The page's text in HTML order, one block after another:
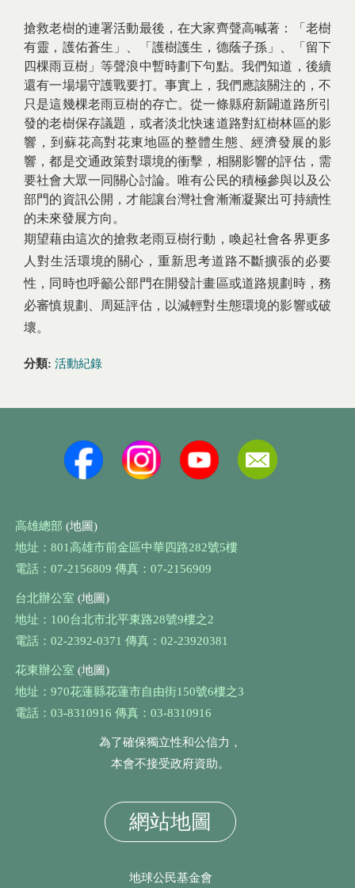
搶救老樹的連署活動最後，在大家齊聲高喊著：「老樹
有靈，護佑蒼生」、「護樹護生，德蔭子孫」、「留下
四棵雨豆樹」等聲浪中暫時劃下句點。我們知道，後續
還有一場場守護戰要打。事實上，我們應該關注的，不
只是這幾棵老雨豆樹的存亡。從一條縣府新闢道路所引
發的老樹保存議題，或者淡北快速道路對紅樹林區的影
響，到蘇花高對花東地區的整體生態、經濟發展的影
響，都是交通政策對環境的衝擊，相關影響的評估，需
要社會大眾一同關心討論。唯有公民的積極參與以及公
部門的資訊公開，才能讓台灣社會漸漸凝聚出可持續性
的未來發展方向。
期望藉由這次的搶救老雨豆樹行動，喚起社會各界更多
人對生活環境的關心，重新思考道路不斷擴張的必要
性，同時也呼籲公部門在開發計畫區或道路規劃時，務
必審慎規劃、周延評估，以減輕對生態環境的影響或破
壞。
分類: 活動紀錄
高雄總部 (地圖)
地址：801高雄市前金區中華四路282號5樓
電話：07-2156809 傳真：07-2156909
台北辦公室 (地圖)
地址：100台北市北平東路28號9樓之2
電話：02-2392-0371 傳真：02-23920381
花東辦公室 (地圖)
地址：970花蓮縣花蓮市自由街150號6樓之3
電話：03-8310916 傳真：03-8310916
為了確保獨立性和公信力，
本會不接受政府資助。
網站地圖
地球公民基金會